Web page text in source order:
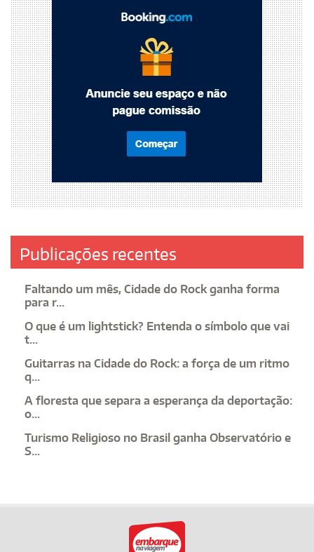
Publicações recentes
Faltando um mês, Cidade do Rock ganha forma
para r...
O que é um lightstick? Entenda o símbolo que vai
t...
Guitarras na Cidade do Rock: a força de um ritmo
q...
A floresta que separa a esperança da deportação:
o...
Turismo Religioso no Brasil ganha Observatório e
S...